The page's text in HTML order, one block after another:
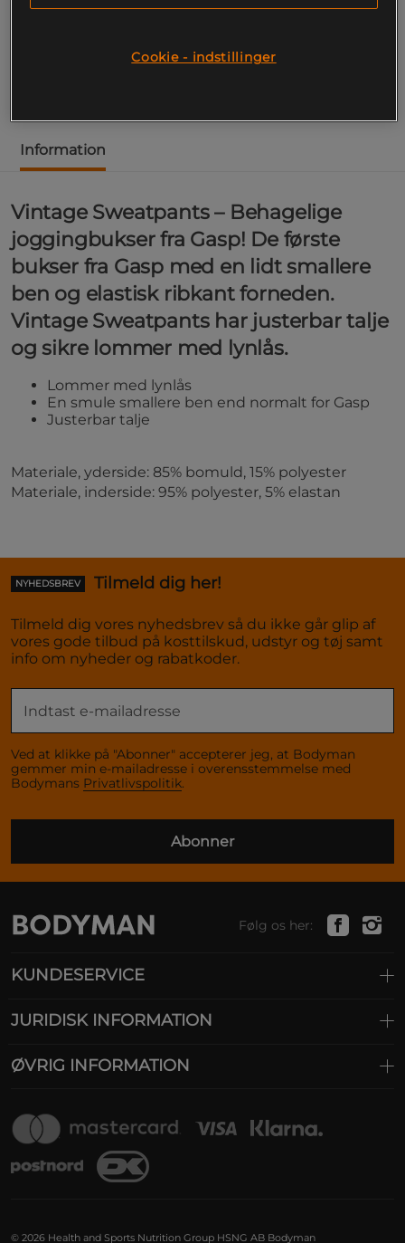
Vintage Sweatpants – Behagelige joggingbukser fra
Information
Vintage Sweatpants – Behagelige
joggingbukser fra Gasp! De første
bukser fra Gasp med en lidt smallere
ben og elastisk ribkant forneden.
Vintage Sweatpants har justerbar talje
og sikre lommer med lynlås.
Lommer med lynlås
En smule smallere ben end normalt for Gasp
Justerbar talje
Materiale, yderside: 85% bomuld, 15% polyester
Materiale, inderside: 95% polyester, 5% elastan
NYHEDSBREV Tilmeld dig her!
Tilmeld dig vores nyhedsbrev så du ikke går glip af
vores gode tilbud på kosttilskud, udstyr og tøj samt
info om nyheder og rabatkoder.
Ved at klikke på "Abonner" accepterer jeg, at Bodyman
gemmer min e-mailadresse i overensstemmelse med
Bodymans Privatlivspolitik.
Abonner
Følg os her:
KUNDESERVICE
JURIDISK INFORMATION
ØVRIG INFORMATION
© 2026 Health and Sports Nutrition Group HSNG AB Bodyman
Cookie - indstillinger